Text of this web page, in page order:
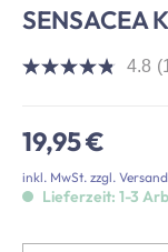
SENSACEA
4.8
Sternen,
Durchschnittswert
Bewertung.
Read
4.8
Regulärer Preis:
19,95 €
inkl. MwSt. zzgl.
Lieferzeit: 1-3